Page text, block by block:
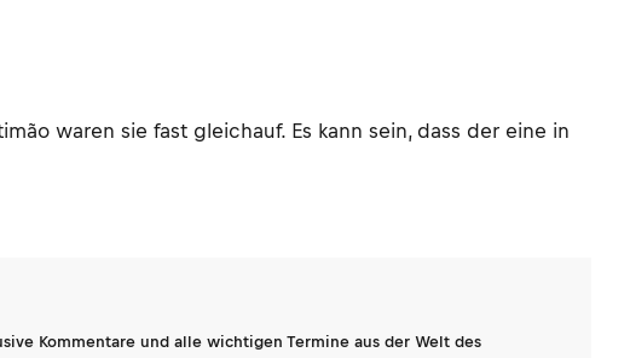
waren sie fast gleichauf. Es kann sein, dass der eine in
Kommentare und alle wichtigen Termine aus der Welt des